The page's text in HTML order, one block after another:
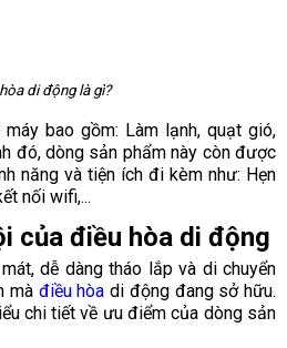
di động là gì?
bao gồm: Làm lạnh, quạt gió,
đó, dòng sản phẩm này còn được
năng và tiện ích đi kèm như: Hẹn
nối wifi,...
của điều hòa di động
dễ dàng tháo lắp và di chuyển
mà điều hòa di động đang sở hữu.
chi tiết về ưu điểm của dòng sản